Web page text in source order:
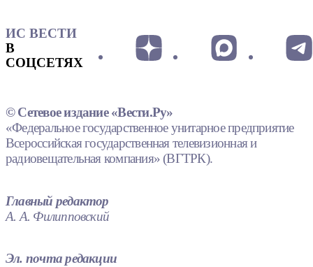
ИС ВЕСТИ
В
СОЦСЕТЯХ
© Сетевое издание «Вести.Ру»
«Федеральное государственное унитарное предприятие
Всероссийская государственная телевизионная и
радиовещательная компания» (ВГТРК).
Главный редактор
А. А. Филипповский
Эл. почта редакции